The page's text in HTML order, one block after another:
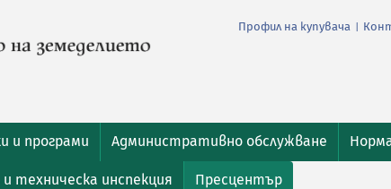
Профил на купувача
и програми Административно обслужване
техническа инспекция Пресцентър